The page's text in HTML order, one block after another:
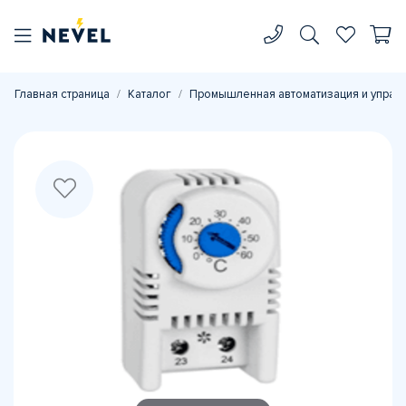
Главная страница Каталог Промышленная автоматизация и